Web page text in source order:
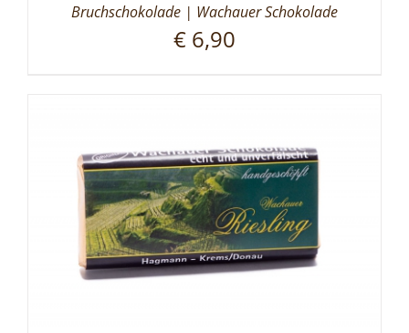
Bruchschokolade | Wachauer Schokolade
€ 6,90